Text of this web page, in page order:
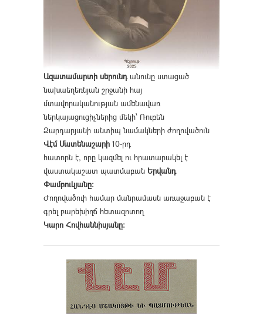
Ազատամարտի սերունդանունը ստացած
նախաեղեռնյան շրջանի հայ
մտավորականության ամենավառ
ներկայացուցիչներից մեկի՝ Ռուբեն
Զարդարյանի անտիպ նամակների ժողովածուն
Վէմ Մատենաշարի 10-րդ
հատորն է, որը կազմել ու հրատարակել է
վաստակաշատ պատմաբան Երվանդ
Փամբուկյանը։
Ժողովածուի համար մանրամասն առաջաբան է
գրել բարեխիղճ հետազոտող
Կարո Հովհաննիսյանը։